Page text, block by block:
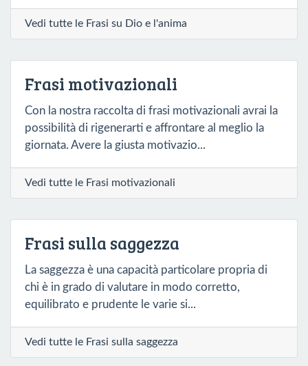
Vedi tutte le Frasi su Dio e l'anima
Frasi motivazionali
Con la nostra raccolta di frasi motivazionali avrai la
possibilità di rigenerarti e affrontare al meglio la
giornata. Avere la giusta motivazio...
Vedi tutte le Frasi motivazionali
Frasi sulla saggezza
La saggezza è una capacità particolare propria di
chi è in grado di valutare in modo corretto,
equilibrato e prudente le varie si...
Vedi tutte le Frasi sulla saggezza